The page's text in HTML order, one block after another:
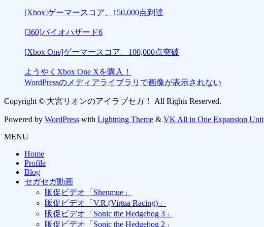
[Xbox]ゲーマースコア、150,000点到達
[360]バイオハザード6
[Xbox One]ゲーマースコア、100,000点突破
ようやくXbox One Xを購入！
WordPressのメディアライブラリで画像が表示されない
Copyright © 大宮リオンのアイラブセガ！ All Rights Reserved.
Powered by WordPress with Lightning Theme & VK All in One Expansion Unit
MENU
Home
Profile
Blog
セガセガ動画
販促ビデオ「Shenmue」
販促ビデオ「V.R.(Virtua Racing)」
販促ビデオ「Sonic the Hedgehog 3」
販促ビデオ「Sonic the Hedgehog 2」